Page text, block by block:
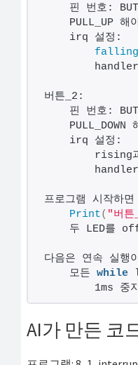
핀 번호:
PULL_UP
irq
falling
버튼_2:
핀 번호:
PULL_DOWN
irq
프로그램 시작
Print( "버
두 LED를
다음은 연속 실행
    모든
while
        1ms 중지
AI가 만든 코